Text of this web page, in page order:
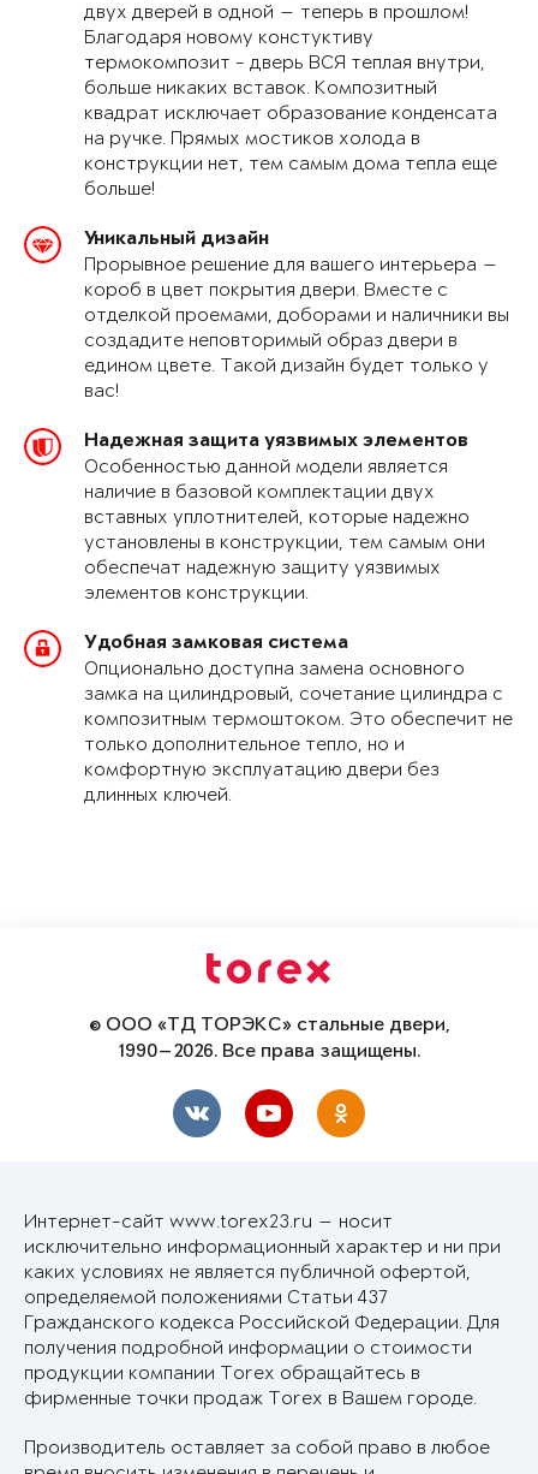
двух дверей в одной — теперь в прошлом!
Благодаря новому констуктиву
термокомпозит - дверь ВСЯ теплая внутри,
больше никаких вставок. Композитный
квадрат исключает образование конденсата
на ручке. Прямых мостиков холода в
конструкции нет, тем самым дома тепла еще
больше!
Уникальный дизайн
Прорывное решение для вашего интерьера —
короб в цвет покрытия двери. Вместе с
отделкой проемами, доборами и наличники вы
создадите неповторимый образ двери в
едином цвете. Такой дизайн будет только у
вас!
Надежная защита уязвимых элементов
Особенностью данной модели является
наличие в базовой комплектации двух
вставных уплотнителей, которые надежно
установлены в конструкции, тем самым они
обеспечат надежную защиту уязвимых
элементов конструкции.
Удобная замковая система
Опционально доступна замена основного
замка на цилиндровый, сочетание цилиндра с
композитным термоштоком. Это обеспечит не
только дополнительное тепло, но и
комфортную эксплуатацию двери без
длинных ключей.
© ООО «ТД ТОРЭКС» стальные двери,
1990—2026. Все права защищены.
Интернет-сайт www.torex23.ru — носит
исключительно информационный характер и ни при
каких условиях не является публичной офертой,
определяемой положениями Статьи 437
Гражданского кодекса Российской Федерации. Для
получения подробной информации о стоимости
продукции компании Torex обращайтесь в
фирменные точки продаж Torex в Вашем городе.
Производитель оставляет за собой право в любое